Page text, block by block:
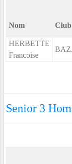
Nom Club
HERBETTE
Francoise
Senior 3